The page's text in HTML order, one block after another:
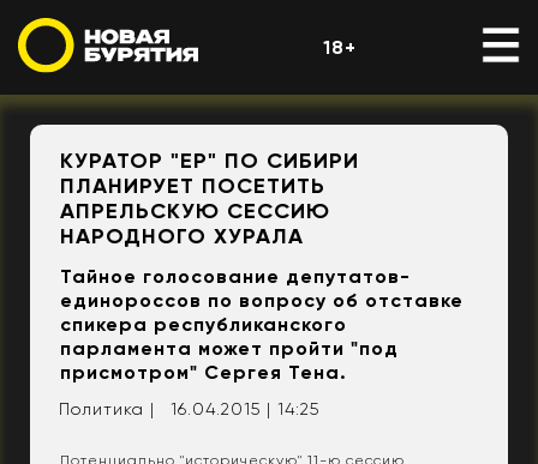
18+
КУРАТОР "ЕР" ПО СИБИРИ
ПЛАНИРУЕТ ПОСЕТИТЬ
АПРЕЛЬСКУЮ СЕССИЮ
НАРОДНОГО ХУРАЛА
Тайное голосование депутатов-
единороссов по вопросу об отставке
спикера республиканского
парламента может пройти "под
присмотром" Сергея Тена.
Политика | 16.04.2015 | 14:25
Потенциально "историческую" 11-ю сессию